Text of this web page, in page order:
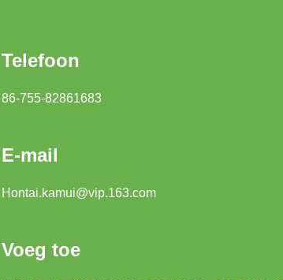
Telefoon
86-755-82861683
E-mail
Hontai.kamui@vip.163.com
Voeg toe